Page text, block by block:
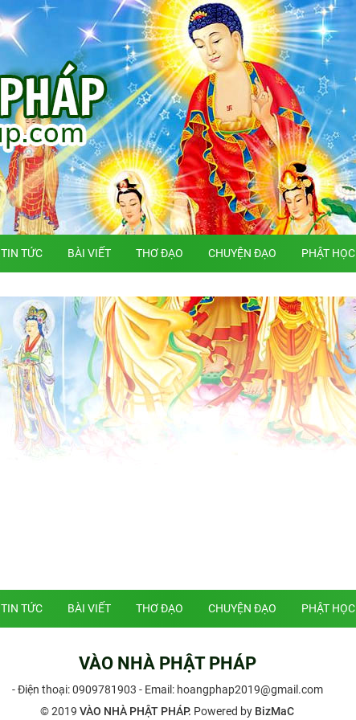
TIN TỨC BÀI VIẾT THƠ ĐẠO CHUYỆN ĐẠO PHẬT HỌC
TIN TỨC BÀI VIẾT THƠ ĐẠO CHUYỆN ĐẠO PHẬT HỌC
VÀO NHÀ PHẬT PHÁP
- Điện thoại:0909781903 - Email: hoangphap2019@gmail.com
© 2019 VÀO NHÀ PHẬT PHÁP. Powered by BizMaC